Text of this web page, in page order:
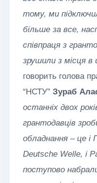
тому, ми
більше за все,
співпраця з
зрушили з місця в
говорить голова
“НСТУ” Зураб
останніх двох
грантодавців
обладнання – це
Deutsche Welle, і
поступово